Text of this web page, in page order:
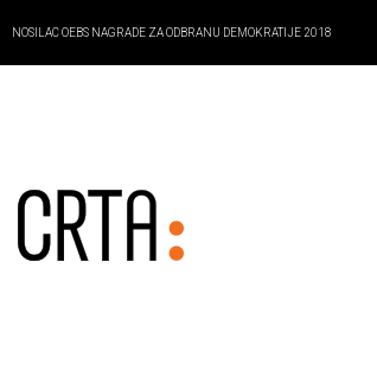
NOSILAC OEBS NAGRADE ZA ODBRANU DEMOKRATIJE 2018